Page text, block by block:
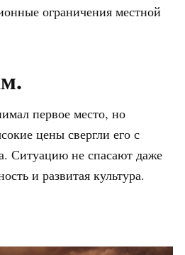
ограничения местной
первое место, но
цены свергли его с
Ситуацию не спасают даже
и развитая культура.